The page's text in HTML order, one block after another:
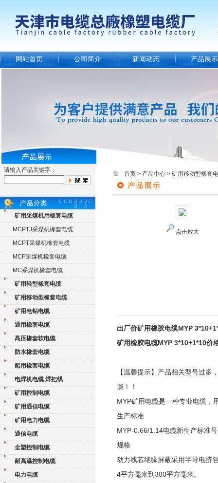
网站首页 公司简介 新闻动态 产品展示
请输入产品关键字：
矿用采煤机用橡套电缆
MCPTJ采煤机橡套电缆
MCPT采煤机橡套电缆
MCP采煤机橡套电缆
MC采煤机橡套电缆
矿用轻型橡套电缆
矿用移动型橡套电缆
矿用电钻电缆
通用橡套电缆
高压橡套软电缆
防水橡套电缆
船用橡套电缆
电焊机电缆 焊把线
矿用控制电缆
矿用通信电缆
矿用电力电缆
通信电缆
全塑控制电缆
耐高温控制电缆
电力电缆
首页 > 产品中心 > 矿用移动型橡套
点击放大
出厂价矿用橡胶电缆MYP
矿用橡胶电缆MYP 3*10+1*10价
【温馨提示】产品相关型号过
谈！！
MYP矿用电缆是一种专业电缆，
生产标准
MYP-0.66/1.14电缆新生产标准
规格
动力线芯绝缘屏蔽采用半导电挤
4平方毫米到300平方毫米。